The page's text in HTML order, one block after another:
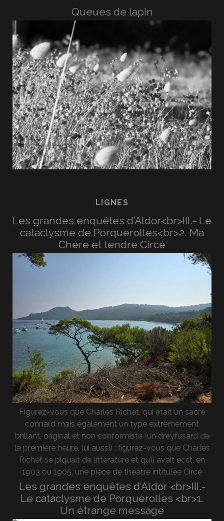
Queues de lapin
LIGNES
Les grandes enquêtes d’Aldor<br>III.- Le
cataclysme de Porquerolles<br>2. Ma
Chère et tendre Circé
Figurez-vous que Charles Richet, qui était un sacré
connard mais également un type extrêmement
brillant, original et non conformiste (un dreyfusard de
la première heure, lui aussi) ; figurez-vous que Charles
Richet se piquait de littérature et qu’il avait écrit, en
1903 ou 1905, une pièce de théâtre intitulée Circé
Les grandes enquêtes d’Aldor <br>III.-
Le cataclysme de Porquerolles <br>1.
Un étrange message